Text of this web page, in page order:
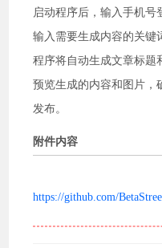
启动程序后，输入手机号
输入需要生成内容的关键
程序将自动生成文章标题
预览生成的内容和图片，
发布。
附件内容
https://github.com/